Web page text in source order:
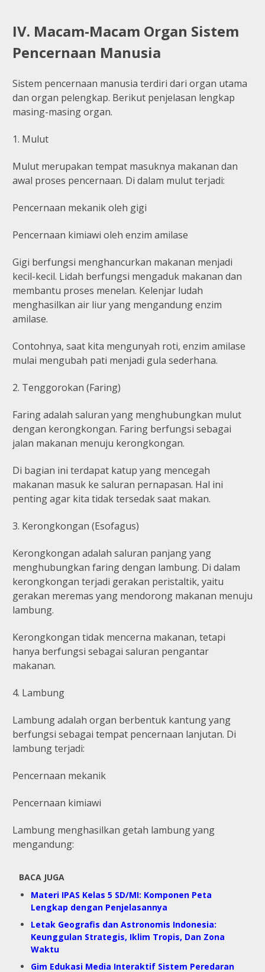
IV. Macam-Macam Organ Sistem
Pencernaan Manusia
Sistem pencernaan manusia terdiri dari organ utama
dan organ pelengkap. Berikut penjelasan lengkap
masing-masing organ.
1. Mulut
Mulut merupakan tempat masuknya makanan dan
awal proses pencernaan. Di dalam mulut terjadi:
Pencernaan mekanik oleh gigi
Pencernaan kimiawi oleh enzim amilase
Gigi berfungsi menghancurkan makanan menjadi
kecil-kecil. Lidah berfungsi mengaduk makanan dan
membantu proses menelan. Kelenjar ludah
menghasilkan air liur yang mengandung enzim
amilase.
Contohnya, saat kita mengunyah roti, enzim amilase
mulai mengubah pati menjadi gula sederhana.
2. Tenggorokan (Faring)
Faring adalah saluran yang menghubungkan mulut
dengan kerongkongan. Faring berfungsi sebagai
jalan makanan menuju kerongkongan.
Di bagian ini terdapat katup yang mencegah
makanan masuk ke saluran pernapasan. Hal ini
penting agar kita tidak tersedak saat makan.
3. Kerongkongan (Esofagus)
Kerongkongan adalah saluran panjang yang
menghubungkan faring dengan lambung. Di dalam
kerongkongan terjadi gerakan peristaltik, yaitu
gerakan meremas yang mendorong makanan menuju
lambung.
Kerongkongan tidak mencerna makanan, tetapi
hanya berfungsi sebagai saluran pengantar
makanan.
4. Lambung
Lambung adalah organ berbentuk kantung yang
berfungsi sebagai tempat pencernaan lanjutan. Di
lambung terjadi:
Pencernaan mekanik
Pencernaan kimiawi
Lambung menghasilkan getah lambung yang
mengandung:
BACA JUGA
Materi IPAS Kelas 5 SD/MI: Komponen Peta
Lengkap dengan Penjelasannya
Letak Geografis dan Astronomis Indonesia:
Keunggulan Strategis, Iklim Tropis, Dan Zona
Waktu
Gim Edukasi Media Interaktif Sistem Peredaran